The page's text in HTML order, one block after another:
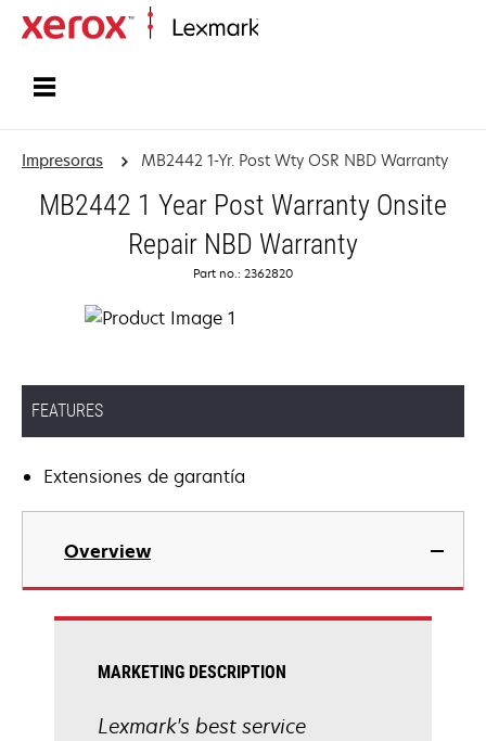
Impresoras MB2442 1-Yr. Post Wty OSR NBD Warranty
MB2442 1 Year Post Warranty Onsite
Repair NBD Warranty
Part no.: 2362820
FEATURES
Extensiones de garantía
Overview
MARKETING DESCRIPTION
Lexmark's best service